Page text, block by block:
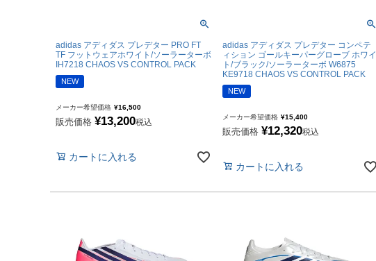
Earls Court|アールズコート
その他
ゴールキーパー用品
メンテナンス用品
サッカーボール
adidas アディダス プレデター PRO FT
TF フットウェアホワイト/ソーラーターボ
IH7218 CHAOS VS CONTROL PACK
NEW
メーカー希望価格 ¥16,500
販売価格 ¥13,200税込
カートに入れる
adidas アディダス プレデター コンペテ
ィション ゴールキーパーグローブ ホワイ
ト/ブラック/ソーラーターボ W6875
KE9718 CHAOS VS CONTROL PACK
NEW
メーカー希望価格 ¥15,400
販売価格 ¥12,320税込
カートに入れる